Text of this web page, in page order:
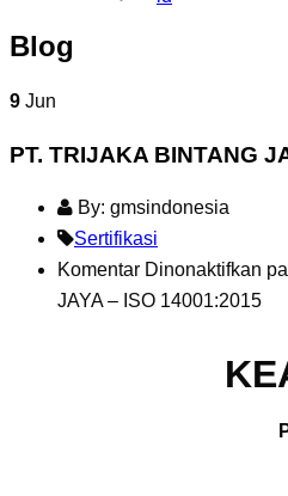
Blog
9 Jun
PT. TRIJAKA BINTANG
By: gmsindonesia
Sertifikasi
Komentar Dinonaktifkan
JAYA – ISO 14001:2015